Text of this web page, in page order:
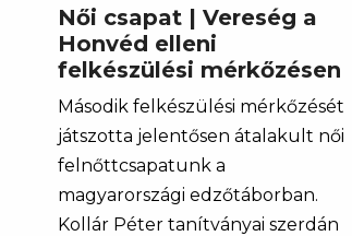
Női csapat | Vereség a
Honvéd elleni
felkészülési mérkőzésen
Második felkészülési mérkőzését
játszotta jelentősen átalakult női
felnőttcsapatunk a
magyarországi edzőtáborban.
Kollár Péter tanítványai szerdán